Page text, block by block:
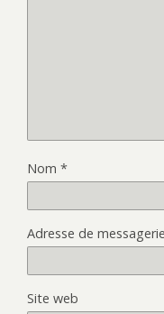
Nom *
Adresse de messagerie
Site web